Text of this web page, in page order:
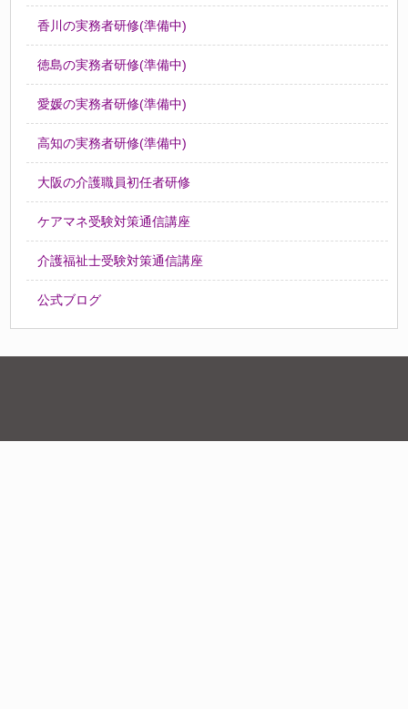
香川の実務者研修(準備中)
徳島の実務者研修(準備中)
愛媛の実務者研修(準備中)
高知の実務者研修(準備中)
大阪の介護職員初任者研修
ケアマネ受験対策通信講座
介護福祉士受験対策通信講座
公式ブログ